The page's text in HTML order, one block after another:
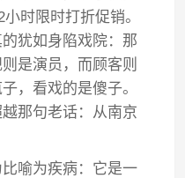
时限时打折促销。
犹如身陷戏院：那
是演员，而顾客则
，看戏的是傻子。
那句老话：从南京
喻为疾病：它是一